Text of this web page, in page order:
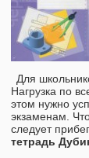
Для
Нагрузка по
этом нужно
экзаменам.
следует
тетрадь